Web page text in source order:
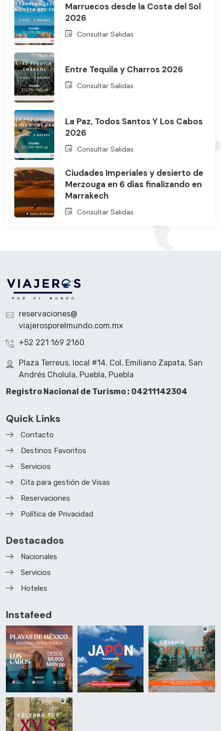
Marruecos desde la Costa del Sol
2026
Consultar Salidas
Entre Tequila y Charros 2026
Consultar Salidas
La Paz, Todos Santos Y Los Cabos
2026
Consultar Salidas
Ciudades Imperiales y desierto de
Merzouga en 6 días finalizando en
Marrakech
Consultar Salidas
reservaciones@
viajerosporelmundo.com.mx
+52 221 169 2160
Plaza Terreus, local #14. Col. Emiliano Zapata, San
Andrés Cholula, Puebla, Puebla
Registro Nacional de Turismo : 04211142304
Quick Links
Contacto
Destinos Favoritos
Servicios
Cita para gestión de Visas
Reservaciones
Política de Privacidad
Destacados
Nacionales
Servicios
Hoteles
Instafeed